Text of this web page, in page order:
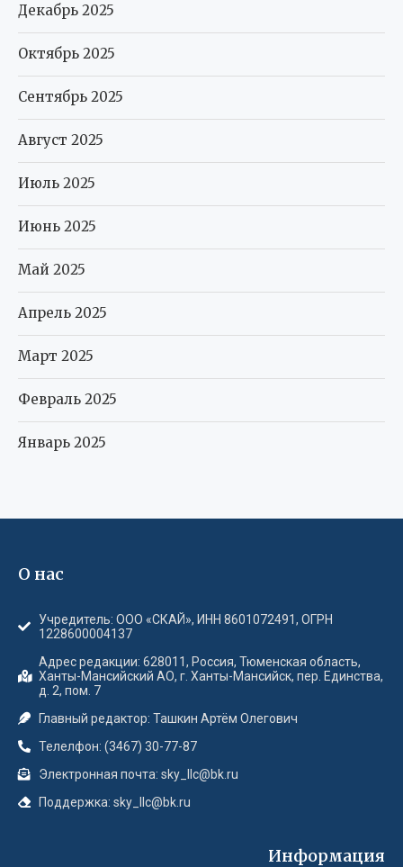
Декабрь 2025
Октябрь 2025
Сентябрь 2025
Август 2025
Июль 2025
Июнь 2025
Май 2025
Апрель 2025
Март 2025
Февраль 2025
Январь 2025
О нас
Учредитель: ООО «СКАЙ», ИНН 8601072491, ОГРН
1228600004137
Адрес редакции: 628011, Россия, Тюменская область,
Ханты-Мансийский АО, г. Ханты-Мансийск, пер. Единства,
д. 2, пом. 7
Главный редактор: Ташкин Артём Олегович
Телелфон: (3467) 30-77-87
Электронная почта: sky_llc@bk.ru
Поддержка: sky_llc@bk.ru
Информация